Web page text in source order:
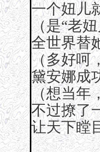
一个妞儿
（是“老
全世界替
（多好呵
黛安娜成
（想当年
不过撩了
让天下瞠